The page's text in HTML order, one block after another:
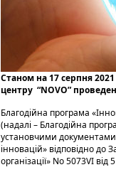
Станом на 17 серпня
центру “NOVO”
Благодійна програма
(надалі – Благодійна
установчими
інновацій» відповідно до
організації» No 5073­VI